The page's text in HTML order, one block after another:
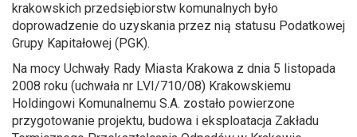
krakowskich przedsiębiorstw komunalnych było
doprowadzenie do uzyskania przez nią statusu Podatkowej
Grupy Kapitałowej (PGK).
Na mocy Uchwały Rady Miasta Krakowa z dnia 5 listopada
2008 roku (uchwała nr LVI/710/08) Krakowskiemu
Holdingowi Komunalnemu S.A. zostało powierzone
przygotowanie projektu, budowa i eksploatacja Zakładu